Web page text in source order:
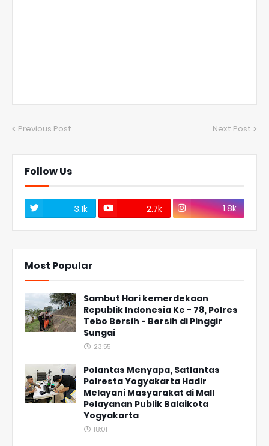
Previous Post Next Post
Follow Us
3.1k 2.7k 1.8k
Most Popular
Sambut Hari kemerdekaan
Republik Indonesia Ke - 78, Polres
Tebo Bersih - Bersih di Pinggir
Sungai
23:55
Polantas Menyapa, Satlantas
Polresta Yogyakarta Hadir
Melayani Masyarakat di Mall
Pelayanan Publik Balaikota
Yogyakarta
18:01